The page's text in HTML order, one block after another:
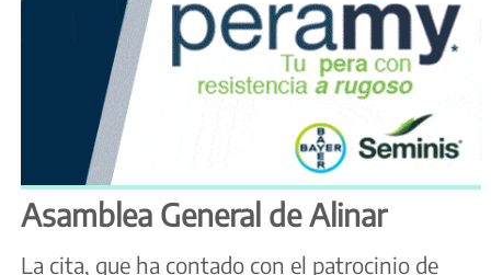
Asamblea General de Alinar
La cita, que ha contado con el patrocinio de